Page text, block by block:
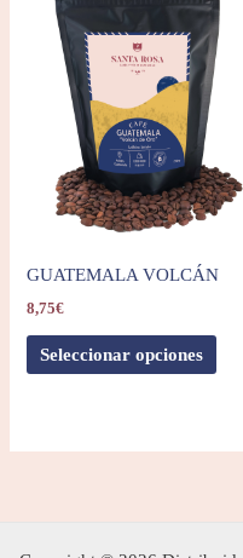
GUATEMALA VOLCÁN
8,75€
Seleccionar opciones